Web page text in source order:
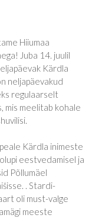
Hiiumaa
Juba 14. juulil
Kärdla
neljapäevakud
regulaarselt
mis meelitab kohale
Kärdla inimeste
eestvedamisel ja
Põllumäel
. Stardi-
oli must-valge
meeste